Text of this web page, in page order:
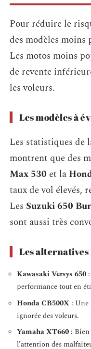
Pour réduire le
des modèles
Les motos moins
de revente
les voleurs.
Les modèles à
Les statistiques de
montrent que des
Max 530 et la
taux de vol élevés,
Les Suzuki 650
sont aussi très
Les alternatives
Kawasaki Versys 650
performance tout en
Honda CB500X : Une
ignorée des voleurs.
Yamaha XT660 :
l’attention des